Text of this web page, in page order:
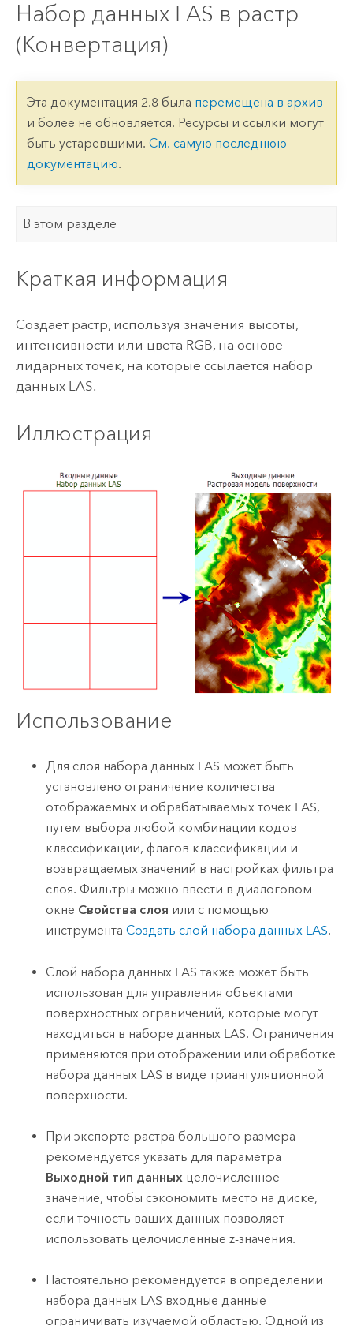
Набор данных LAS в растр
(Конвертация)
Эта документация 2.8 была перемещена в архив
и более не обновляется. Ресурсы и ссылки могут
быть устаревшими. См. самую последнюю
документацию.
В этом разделе
Краткая информация
Создает растр, используя значения высоты,
интенсивности или цвета RGB, на основе
лидарных точек, на которые ссылается набор
данных LAS.
Иллюстрация
Использование
Для слоя набора данных LAS может быть
установлено ограничение количества
отображаемых и обрабатываемых точек LAS,
путем выбора любой комбинации кодов
классификации, флагов классификации и
возвращаемых значений в настройках фильтра
слоя. Фильтры можно ввести в диалоговом
окне Свойства слоя или с помощью
инструментаСоздать слой набора данных LAS.
Слой набора данных LAS также может быть
использован для управления объектами
поверхностных ограничений, которые могут
находиться в наборе данных LAS. Ограничения
применяются при отображении или обработке
набора данных LAS в виде триангуляционной
поверхности.
При экспорте растра большого размера
рекомендуется указать для параметра
Выходной тип данных целочисленное
значение, чтобы сэкономить место на диске,
если точность ваших данных позволяет
использовать целочисленные z-значения.
Настоятельно рекомендуется в определении
набора данных LAS входные данные
ограничивать изучаемой областью. Одной из